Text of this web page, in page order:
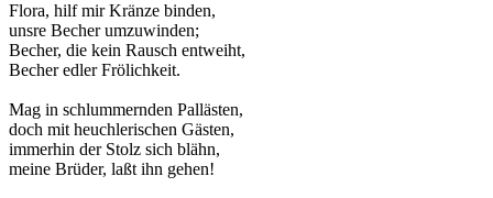
Flora, hilf mir Kränze binden,
unsre Becher umzuwinden;
Becher, die kein Rausch entweiht,
Becher edler Frölichkeit.
Mag in schlummernden Pallästen,
doch mit heuchlerischen Gästen,
immerhin der Stolz sich blähn,
meine Brüder, laßt ihn gehen!